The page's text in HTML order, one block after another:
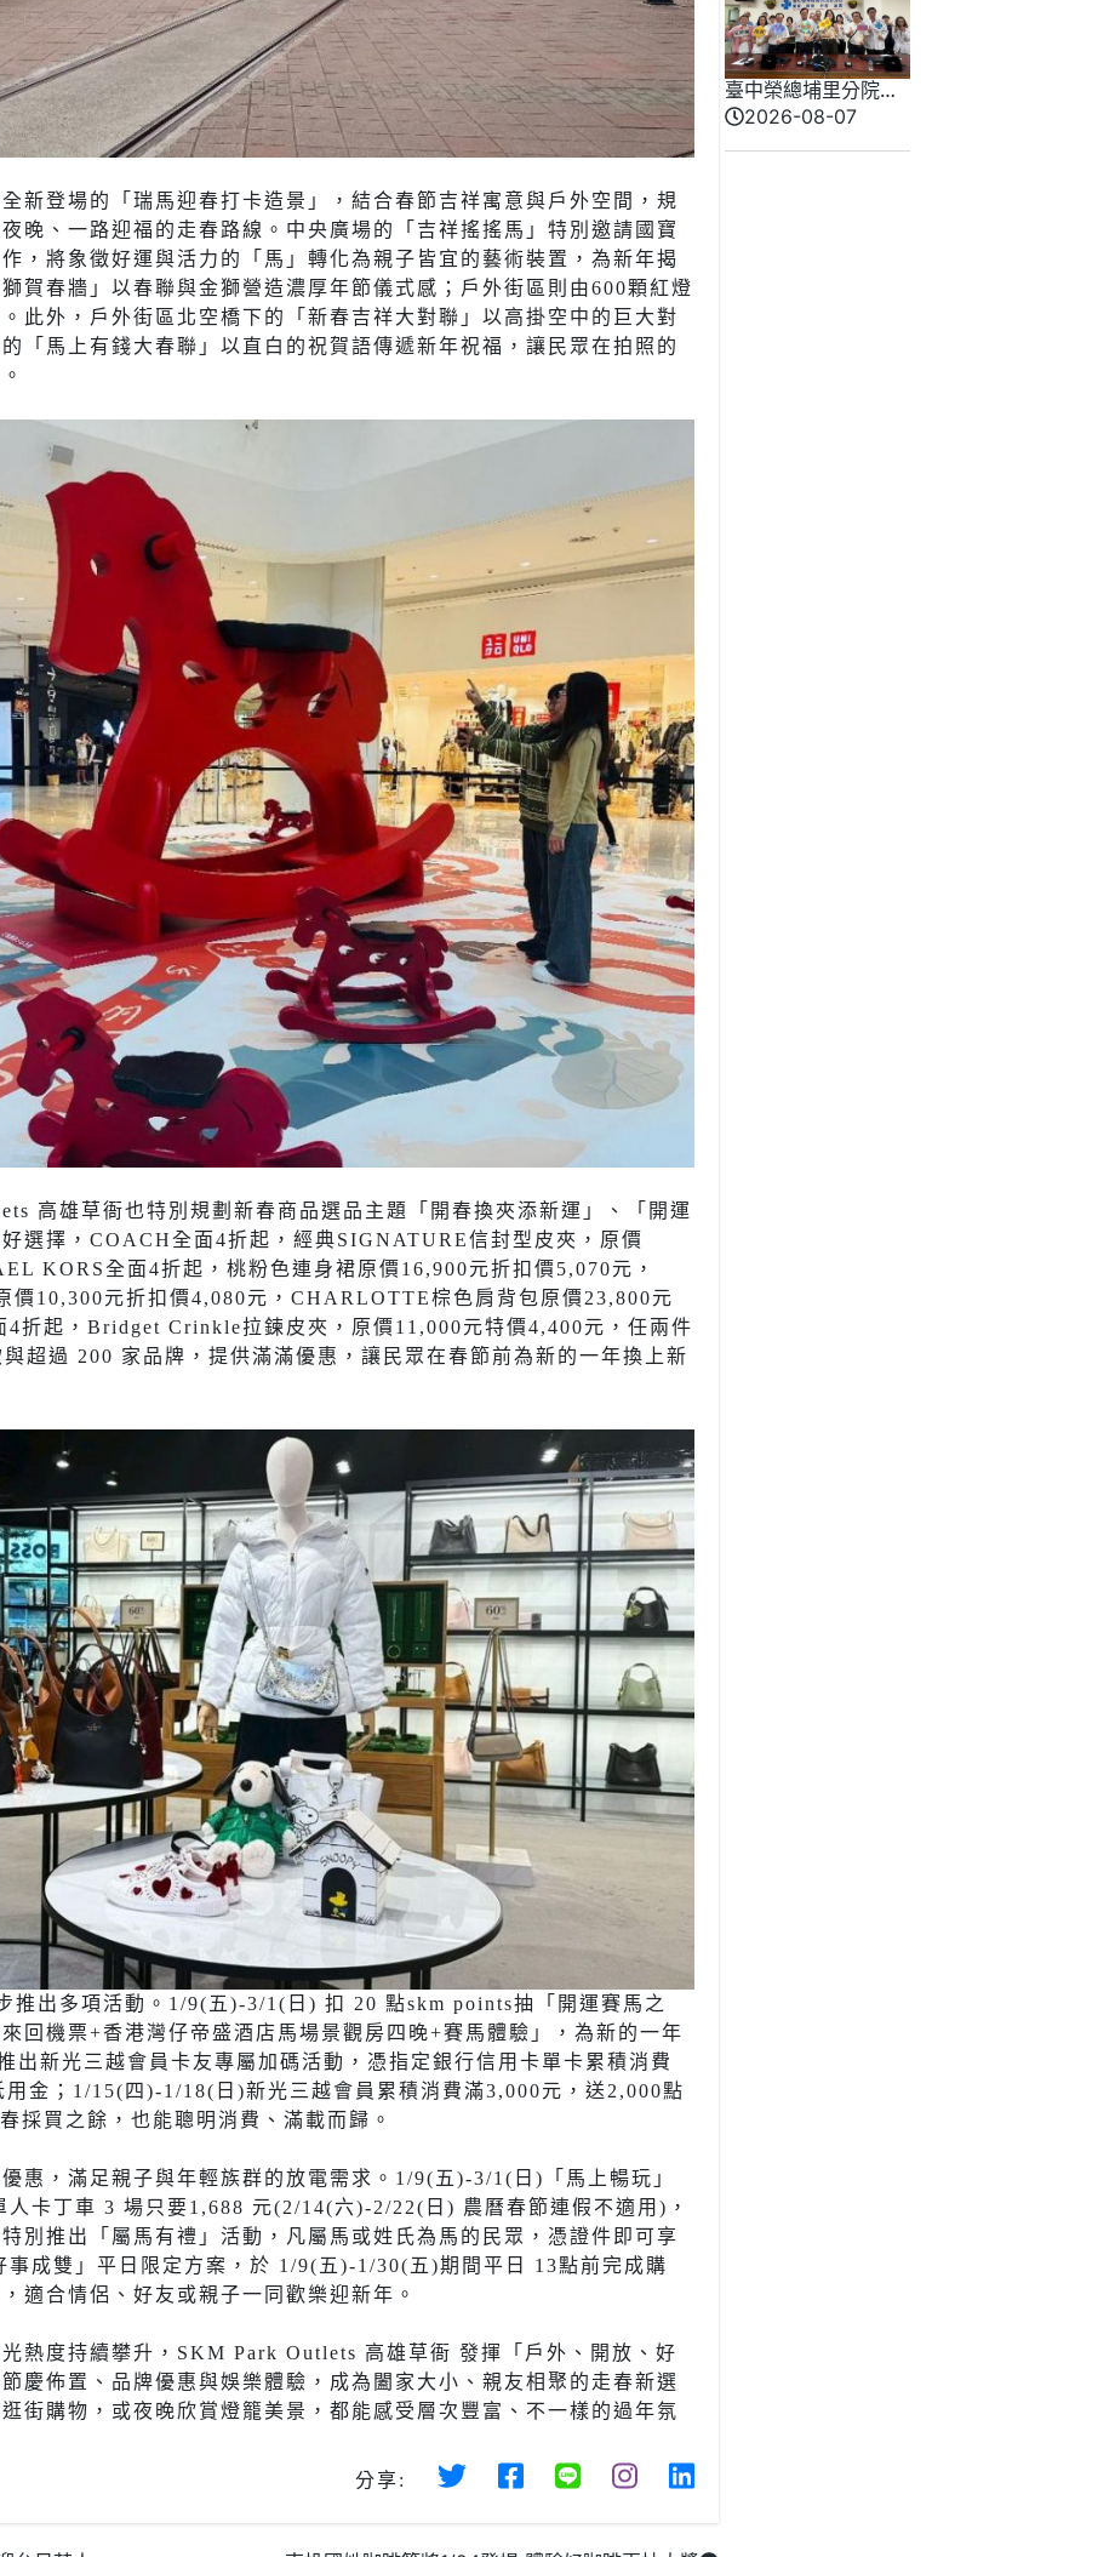
新登場的「瑞馬迎春打卡造景」，結合春節吉祥寓意與戶外空間，規
晚、一路迎福的走春路線。中央廣場的「吉祥搖搖馬」特別邀請國寶
，將象徵好運與活力的「馬」轉化為親子皆宜的藝術裝置，為新年揭
賀春牆」以春聯與金獅營造濃厚年節儀式感；戶外街區則由600顆紅燈
此外，戶外街區北空橋下的「新春吉祥大對聯」以高掛空中的巨大對
「馬上有錢大春聯」以直白的祝賀語傳遞新年祝福，讓民眾在拍照的
高雄草衙也特別規劃新春商品選品主題「開春換夾添新運」、「開運
選擇，COACH全面4折起，經典SIGNATURE信封型皮夾，原價
KORS全面4折起，桃粉色連身裙原價16,900元折扣價5,070元，
價10,300元折扣價4,080元，CHARLOTTE棕色肩背包原價23,800元
4折起，Bridget Crinkle拉鍊皮夾，原價11,000元特價4,400元，任兩件
超過 200 家品牌，提供滿滿優惠，讓民眾在春節前為新的一年換上新
推出多項活動。1/9(五)-3/1(日) 扣 20 點skm points抽「開運賽馬之
回機票+香港灣仔帝盛酒店馬場景觀房四晚+賽馬體驗」，為新的一年
出新光三越會員卡友專屬加碼活動，憑指定銀行信用卡單卡累積消費
金；1/15(四)-1/18(日)新光三越會員累積消費滿3,000元，送2,000點
採買之餘，也能聰明消費、滿載而歸。
惠，滿足親子與年輕族群的放電需求。1/9(五)-3/1(日)「馬上暢玩」
卡丁車 3 場只要1,688 元(2/14(六)-2/22(日) 農曆春節連假不適用)，
別推出「屬馬有禮」活動，凡屬馬或姓氏為馬的民眾，憑證件即可享
事成雙」平日限定方案，於 1/9(五)-1/30(五)期間平日 13點前完成購
適合情侶、好友或親子一同歡樂迎新年。
熱度持續攀升，SKM Park Outlets 高雄草衙 發揮「戶外、開放、好
慶佈置、品牌優惠與娛樂體驗，成為闔家大小、親友相聚的走春新選
街購物，或夜晚欣賞燈籠美景，都能感受層次豐富、不一樣的過年氛
分享:
臺中榮總埔里分院攜
手檢方 深化醫事倫理
2026-08-07